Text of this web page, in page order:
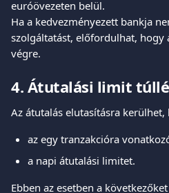
euróövezeten belül.
Ha a kedvezményezett bankja
szolgáltatást, előfordulhat, hogy
végre.
4. Átutalási limit
Az átutalás elutasításra kerülhet,
az egy tranzakcióra
a napi átutalási limitet.
Ebben az esetben a